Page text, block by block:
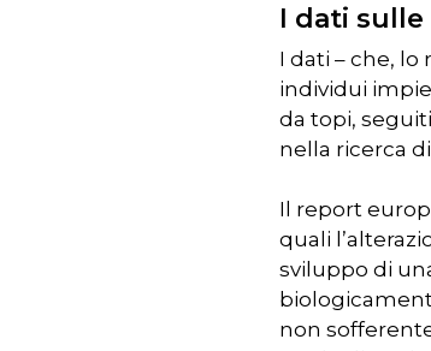
I dati
I dati – che, lo
individui
da topi,
nella ricerca
Il report
quali
sviluppo di
non